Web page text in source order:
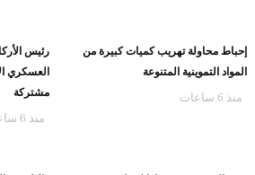
إحباط محاولة تهريب كميات كبيرة من
المواد التموينية المتنوعة
منذ 6 ساعات
رئيس
العسكري
مشتركة
منذ 6 ساعات